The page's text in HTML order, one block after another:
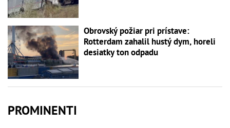
Obrovský požiar pri prístave:
Rotterdam zahalil hustý dym, horeli
desiatky ton odpadu
PROMINENTI